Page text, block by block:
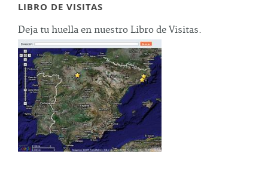
LIBRO DE VISITAS
Deja tu huella en nuestro Libro de Visitas.